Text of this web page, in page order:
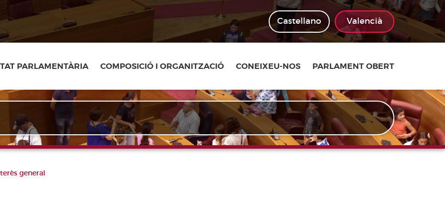
Castellano Valencià
PARLAMENTÀRIA COMPOSICIÓ I ORGANITZACIÓ CONEIXEU-NOS PARLAMENT OBERT
general